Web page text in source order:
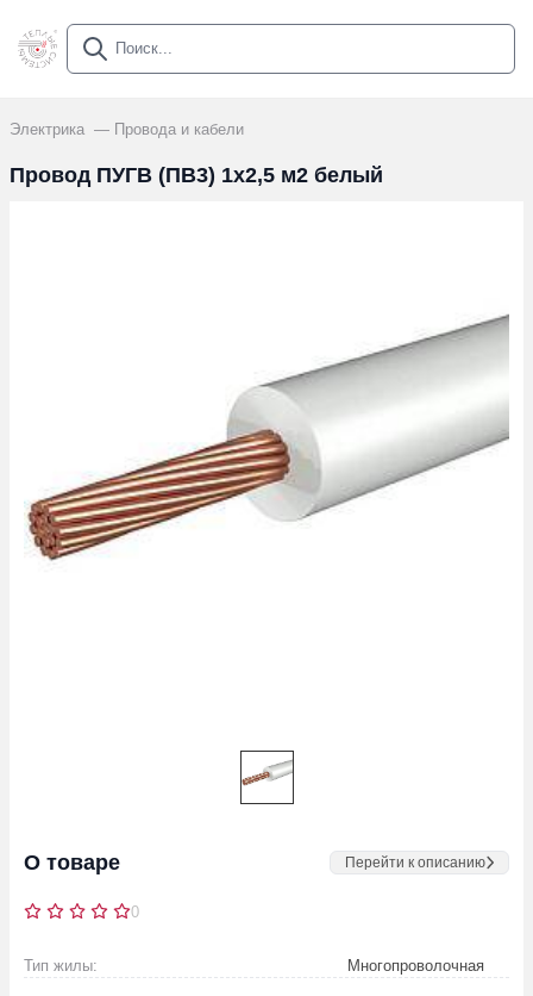
Электрика Провода и кабели
Провод ПУГВ (ПВ3) 1х2,5 м2 белый
О товаре Перейти к описанию
0
Тип жилы: Многопроволочная